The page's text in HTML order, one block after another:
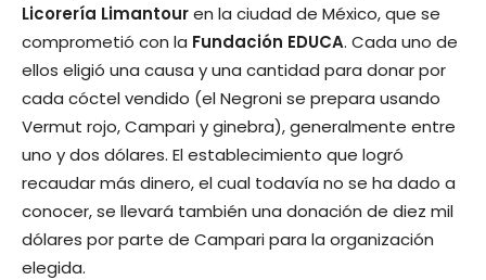
Licorería Limantouren la ciudad de México, que se
comprometió con la Fundación EDUCA. Cada uno de
ellos eligió una causa y una cantidad para donar por
cada cóctel vendido (el Negroni se prepara usando
Vermut rojo, Campari y ginebra), generalmente entre
uno y dos dólares. El establecimiento que logró
recaudar más dinero, el cual todavía no se ha dado a
conocer, se llevará también una donación de diez mil
dólares por parte de Campari para la organización
elegida.